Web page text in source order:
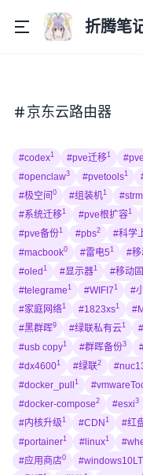
折腾笔
京东云路由器
#codex1 #pve迁移1
#openclaw3 #pvetools1
#极空间 0 #组装机1 #strm
#系统迁移1 #pve根扩容1
#pve备份1 #pbs2 #科学
#macbook0 #雷电5 1 #
#oled 1 #显示器1 #移动
#telegrame 1 #WIFI7 1 #
#家庭网络1 #1823xs1
#黑群晖9 #绿联私有云1
#usb copy1 #群晖备份3
#dx46001 #绿联2
#docker_pull 1
#docker-compose2 #esxi3
#内核升级 1 #CDN 1 #红
#portainer1 #linux1
#应用商店0